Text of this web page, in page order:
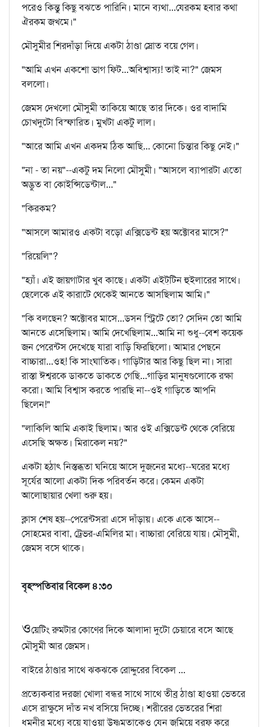
পরেও কিন্তু কিছু বঝতে পারিনি। মানে ব্যথা...যেরকম হবার কথা
ঐরকম জখমে।"
মৌসুমীর শিরদাঁড়া দিয়ে একটা ঠাণ্ডা স্রোত বয়ে গেল।
"আমি এখন একশো ভাগ ফিট...অবিশ্বাস্য! তাই না?" জেমস
বললো।
জেমস দেখলো মৌসুমী তাকিয়ে আছে তার দিকে। ওর বাদামি
চোখদুটো বিস্ফারিত। মুখটা একটু লাল।
"আরে আমি এখন একদম ঠিক আছি... কোনো চিন্তার কিছু নেই।"
"না - তা নয়"--একটু দম নিলো মৌসুমী। "আসলে ব্যাপারটা এতো
অদ্ভুত বা কোইন্সিডেন্টাল..."
"কিরকম?
"আসলে আমারও একটা বড়ো এক্সিডেন্ট হয় অক্টোবর মাসে?"
"রিয়েলি"?
"হ্যাঁ। এই জায়গাটার খুব কাছে। একটা এইট্‌টিন হুইলারের সাথে।
ছেলেকে এই কারাটে থেকেই আনতে আসছিলাম আমি।"
"কি বলছেন? অক্টোবর মাসে...ডসন স্ট্রিটে তো? সেদিন তো আমি
আনতে এসেছিলাম। আমি দেখেছিলাম...আমি না শুধু--বেশ কয়েক
জন পেরেন্টস দেখেছে যারা বাড়ি ফিরছিলো। আমার পেছনে
বাচ্চারা...ওহ! কি সাংঘাতিক। গাড়িটার আর কিছু ছিল না। সারা
রাস্তা ঈশ্বরকে ডাকতে ডাকতে গেছি...গাড়ির মানুষগুলোকে রক্ষা
করো। আমি বিশ্বাস করতে পারছি না--ওই গাড়িতে আপনি
ছিলেন!"
"লাকিলি আমি একাই ছিলাম। আর ওই এক্সিডেন্ট থেকে বেরিয়ে
এসেছি অক্ষত। মিরাকেল নয়?"
একটা হঠাৎ নিস্তব্ধতা ঘনিয়ে আসে দুজনের মধ্যে--ঘরের মধ্যে
সূর্যের আলো একটা দিক পরিবর্তন করে। কেমন একটা
আলোছায়ার খেলা শুরু হয়।
ক্লাস শেষ হয়--পেরেন্টসরা এসে দাঁড়ায়। একে একে আসে--
সোহমের বাবা, ট্রেভর-এমিলির মা। বাচ্চারা বেরিয়ে যায়। মৌসুমী,
জেমস বসে থাকে।
বৃহস্পতিবার বিকেল ৪:৩০
ওয়েটিং রুমটার কোণের দিকে আলাদা দুটো চেয়ারে বসে আছে
মৌসুমী আর জেমস।
বাইরে ঠাণ্ডার সাথে ঝকঝকে রোদ্দুরের বিকেল ...
প্রত্যেকবার দরজা খোলা বন্ধর সাথে সাথে তীব্র ঠাণ্ডা হাওয়া ভেতরে
এসে রাক্ষুসে দাঁত নখ বসিয়ে দিচ্ছে। শরীরের ভেতরের শিরা
ধমনীর মধ্যে বয়ে যাওয়া উষ্ণমতাকেও যেন জমিয়ে বরফ করে